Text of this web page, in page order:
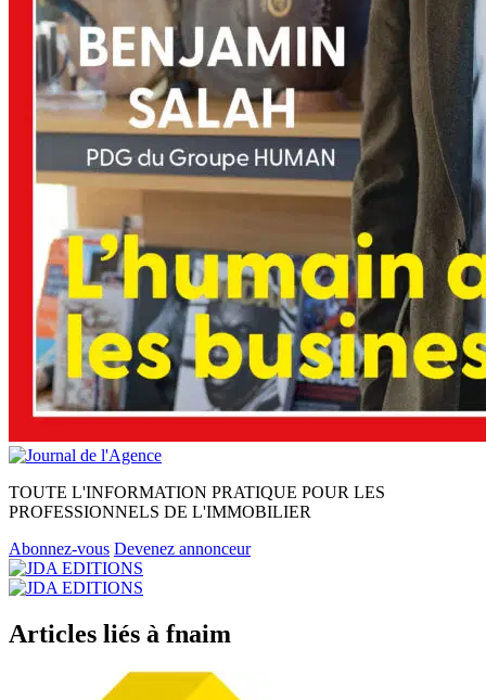
TOUTE L'INFORMATION PRATIQUE POUR LES
PROFESSIONNELS DE L'IMMOBILIER
Abonnez-vous Devenez annonceur
Articles liés à fnaim